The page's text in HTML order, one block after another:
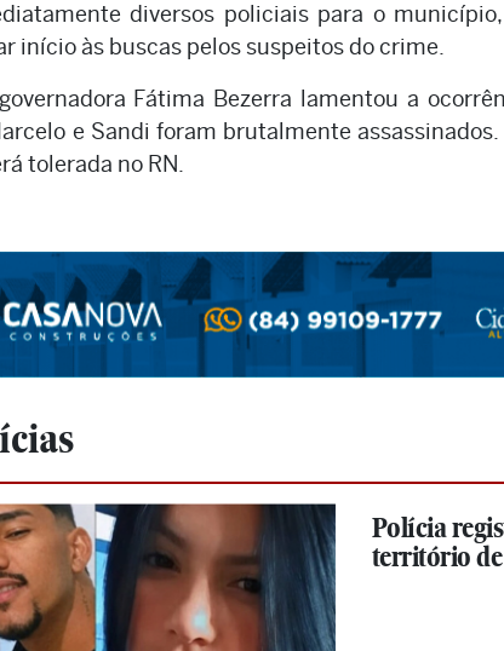
diversos policiais para o
início às buscas pelos suspeitos do crime.
Fátima Bezerra lamentou a
e Sandi foram brutalmente
tolerada no RN.
Polícia
território